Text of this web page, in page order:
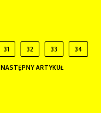
31 32 33 34
NASTĘPNY ARTYKUŁ